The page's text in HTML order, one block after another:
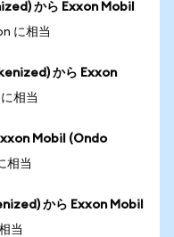
から Exxon Mobil
に相当
から Exxon
相当
Mobil (Ondo
相当
から Exxon Mobil
当